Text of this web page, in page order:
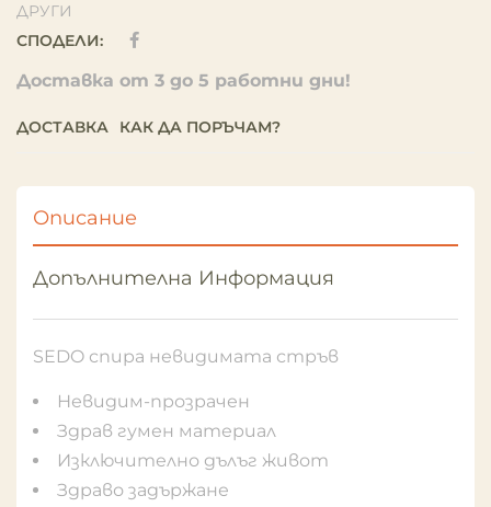
ДРУГИ
СПОДЕЛИ:
Доставка от 3 до 5 работни дни!
ДОСТАВКА КАК ДА ПОРЪЧАМ?
Описание
Допълнителна Информация
SEDO спира невидимата стръв
Невидим-прозрачен
Здрав гумен материал
Изключително дълъг живот
Здраво задържане